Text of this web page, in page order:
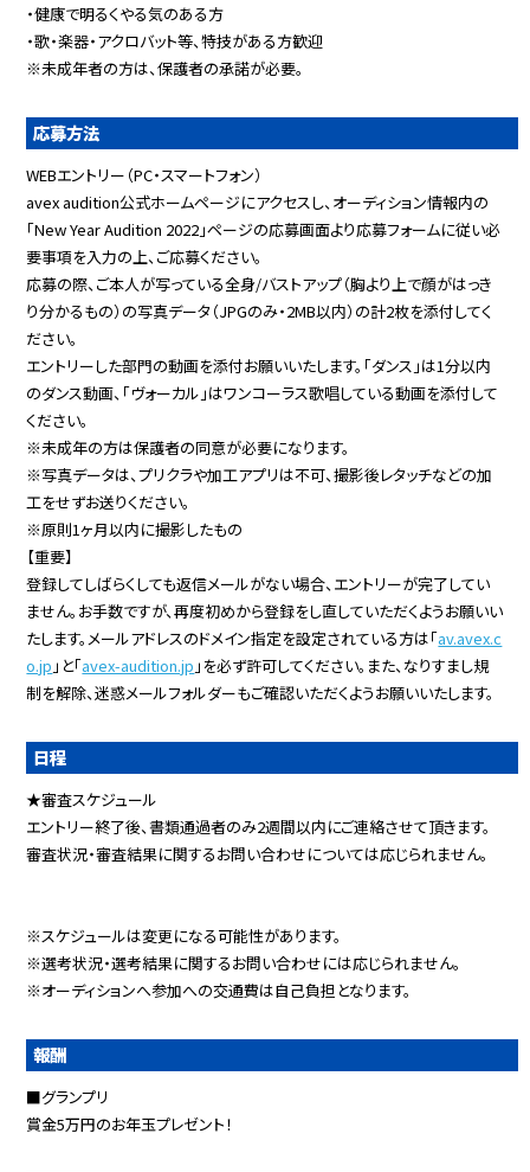
・健康で明るくやる気のある方
・歌・楽器・アクロバット等、特技がある方歓迎
※未成年者の方は、保護者の承諾が必要。
応募方法
WEBエントリー（PC・スマートフォン）
avex audition公式ホームページにアクセスし、オーディション情報内の
「New Year Audition 2022」ページの応募画面より応募フォームに従い必
要事項を入力の上、ご応募ください。
応募の際、ご本人が写っている全身/バストアップ（胸より上で顔がはっき
り分かるもの）の写真データ（JPGのみ・2MB以内）の計2枚を添付してく
ださい。
エントリーした部門の動画を添付お願いいたします。「ダンス」は1分以内
のダンス動画、「ヴォーカル」はワンコーラス歌唱している動画を添付して
ください。
※未成年の方は保護者の同意が必要になります。
※写真データは、プリクラや加工アプリは不可、撮影後レタッチなどの加
工をせずお送りください。
※原則1ヶ月以内に撮影したもの
【重要】
登録してしばらくしても返信メールがない場合、エントリーが完了してい
ません。お手数ですが、再度初めから登録をし直していただくようお願いい
たします。メールアドレスのドメイン指定を設定されている方は「av.avex.c
o.jp 」と「avex-audition.jp 」を必ず許可してください。また、なりすまし規
制を解除、迷惑メールフォルダーもご確認いただくようお願いいたします。
日程
★審査スケジュール
エントリー終了後、書類通過者のみ2週間以内にご連絡させて頂きます。
審査状況・審査結果に関するお問い合わせについては応じられません。
※スケジュールは変更になる可能性があります。
※選考状況・選考結果に関するお問い合わせには応じられません。
※オーディションへ参加への交通費は自己負担となります。
報酬
■グランプリ
賞金5万円のお年玉プレゼント！